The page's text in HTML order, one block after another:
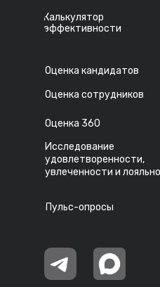
Оценка кандидатов
Оценка сотрудников
Оценка 360
Исследование
удовлетворенности,
увлеченности и
Пульс-опросы
Калькулятор
эффективности